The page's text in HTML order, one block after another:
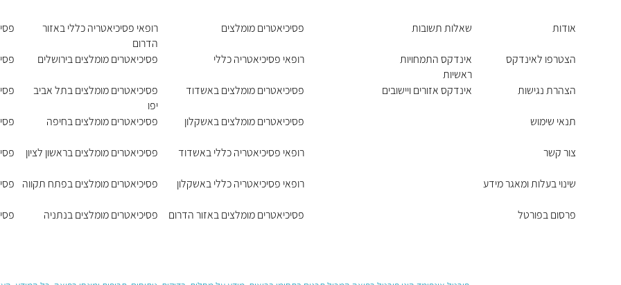
אודות
הצטרפו לאינדקס
הצהרת נגישות
תנאי שימוש
צור קשר
שינוי בעלות ומאגר מידע
פרסום בפורטל
שאלות תשובות
אינדקס התמחויות
ראשיות
אינדקס אזורים ויישובים
פסיכיאטרים מומלצים
רופאי פסיכיאטריה כללי
פסיכיאטרים מומלצים באשדוד
פסיכיאטרים מומלצים באשקלון
רופאי פסיכיאטריה כללי באשדוד
רופאי פסיכיאטריה כללי באשקלון
פסיכיאטרים מומלצים באזור הדרום
רופאי פסיכיאטריה כללי באזור
הדרום
פסיכיאטרים מומלצים בירושלים
פסיכיאטרים מומלצים בתל אביב
יפו
פסיכיאטרים מומלצים בחיפה
פסיכיאטרים מומלצים בראשון לציון
פסיכיאטרים מומלצים בפתח תקווה
פסיכיאטרים מומלצים בנתניה